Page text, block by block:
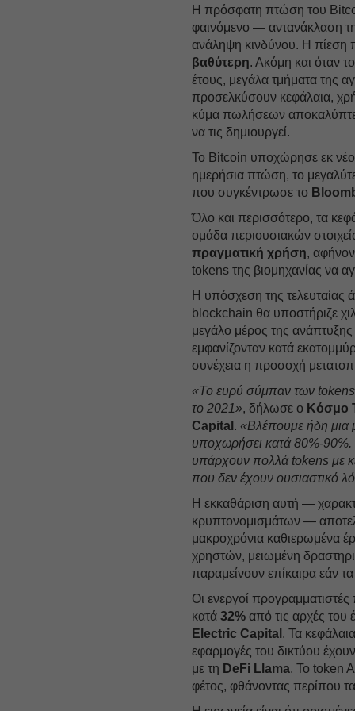
Η πρόσφατη πτώση του
φαινόμενο — αντανάκλαση
ανάληψη κινδύνου. Η πίεση
βαθύτερη. Ακόμη και όταν
έτους, μεγάλα τμήματα της
προσελκύσουν κεφάλαια,
κύμα πωλήσεων
να τις δημιουργεί.
Το Bitcoin υποχώρησε εκ
ημερήσια πτώση, το
που συγκέντρωσε το
Όλο και περισσότερο, τα
ομάδα περιουσιακών
πραγματική χρήση,
tokens της βιομηχανίας να
Η υπόσχεση της τελευταίας
blockchain θα υποστήριζε
μεγάλο μέρος της
εμφανίζονταν κατά
συνέχεια η προσοχή
«Το ευρύ σύμπαν των
το 2021», δήλωσε ο Κόσμο
Capital .«Βλέπουμε ήδη μια
υποχωρήσει κατά 80%-90%.
υπάρχουν πολλά tokens με
που δεν έχουν ουσιαστικό
Η εκκαθάριση αυτή —
κρυπτονομισμάτων —
μακροχρόνια καθιερωμένα
χρηστών, μειωμένη
παραμείνουν επίκαιρα εάν
Οι ενεργοί
κατά32% από τις αρχές
Electric Capital . Τα
εφαρμογές του δικτύου
με τη DeFi Llama. Το token
φέτος, φθάνοντας περίπου